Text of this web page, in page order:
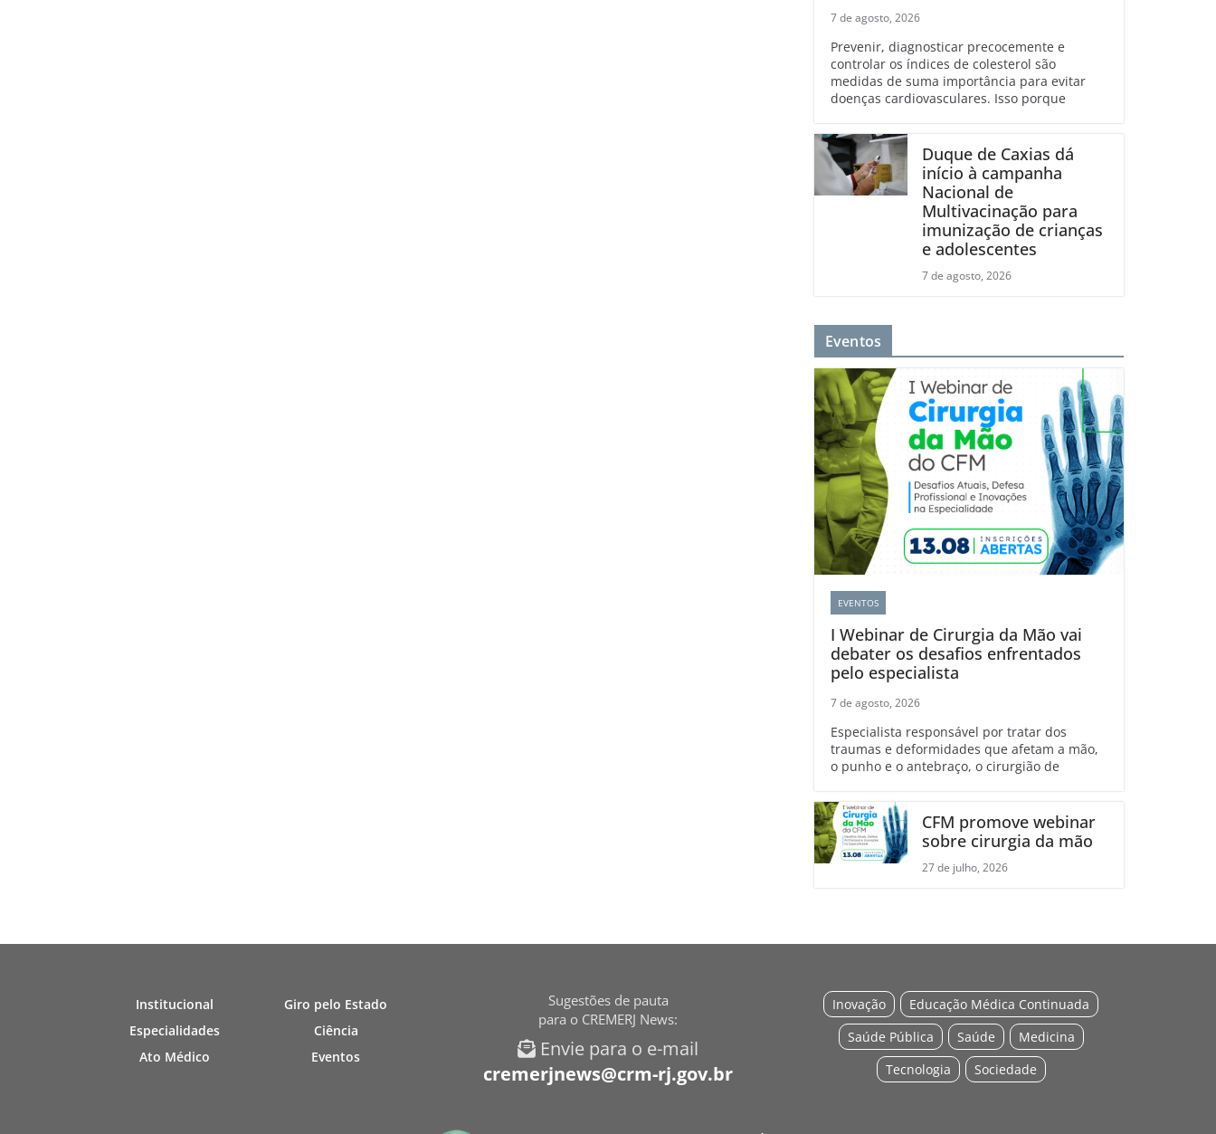
7 de agosto, 2026
Prevenir, diagnosticar precocemente e
controlar os índices de colesterol são
medidas de suma importância para evitar
doenças cardiovasculares. Isso porque
Duque de Caxias dá
início à campanha
Nacional de
Multivacinação para
imunização de crianças
e adolescentes
7 de agosto, 2026
Eventos
EVENTOS
I Webinar de Cirurgia da Mão vai
debater os desafios enfrentados
pelo especialista
7 de agosto, 2026
Especialista responsável por tratar dos
traumas e deformidades que afetam a mão,
o punho e o antebraço, o cirurgião de
CFM promove webinar
sobre cirurgia da mão
27 de julho, 2026
Institucional
Especialidades
Ato Médico
Giro pelo Estado
Ciência
Eventos
Sugestões de pauta
para o CREMERJ News:
Envie para o e-mail
cremerjnews@crm-rj.gov.br
Educação Médica Continuada
Inovação
Medicina
Saúde
Saúde Pública
Sociedade
Tecnologia